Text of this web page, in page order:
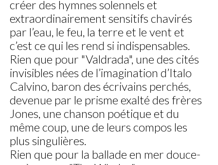
créer des hymnes solennels et
extraordinairement sensitifs chavirés
par l’eau, le feu, la terre et le vent et
c’est ce qui les rend si indispensables.
Rien que pour "Valdrada", une des cités
invisibles nées de l’imagination d’Italo
Calvino, baron des écrivains perchés,
devenue par le prisme exalté des frères
Jones, une chanson poétique et du
même coup, une de leurs compos les
plus singulières.
Rien que pour la ballade en mer douce-